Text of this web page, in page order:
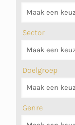
Sector
Doelgroep
Genre